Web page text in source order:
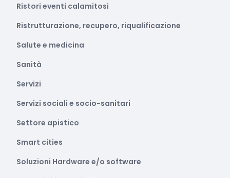
Ristori eventi calamitosi
Ristrutturazione, recupero, riqualificazione
Salute e medicina
Sanità
Servizi
Servizi sociali e socio-sanitari
Settore apistico
Smart cities
Soluzioni Hardware e/o software